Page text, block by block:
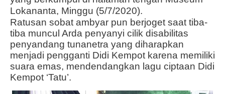
Lokananta, Minggu (5/7/2020).
Ratusan sobat ambyar pun berjoget saat tiba-
tiba muncul Arda penyanyi cilik disabilitas
penyandang tunanetra yang diharapkan
menjadi pengganti Didi Kempot karena memiliki
suara emas, mendendangkan lagu ciptaan Didi
Kempot ‘Tatu’.